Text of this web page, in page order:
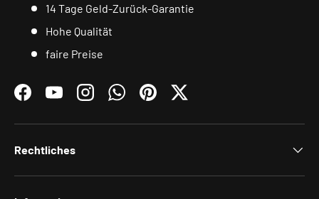
14 Tage Geld-Zurück-Garantie
Hohe Qualität
faire Preise
FacebookYouTubeInstagramWhatsAppPinterestTwitter
Rechtliches